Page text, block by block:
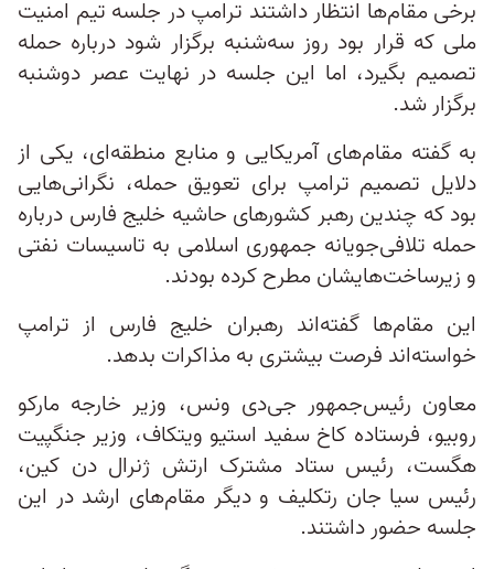
برخی مقام‌ها انتظار داشتند ترامپ در جلسه تیم امنیت
ملی که قرار بود روز سه‌شنبه برگزار شود درباره حمله
تصمیم بگیرد، اما این جلسه در نهایت عصر دوشنبه
برگزار شد.
به گفته مقام‌های آمریکایی و منابع منطقه‌ای، یکی از
دلایل تصمیم ترامپ برای تعویق حمله، نگرانی‌هایی
بود که چندین رهبر کشورهای حاشیه خلیج فارس درباره
حمله تلافی‌جویانه جمهوری اسلامی به تاسیسات نفتی
و زیرساخت‌هایشان مطرح کرده بودند.
این مقام‌ها گفته‌اند رهبران خلیج فارس از ترامپ
خواسته‌اند فرصت بیشتری به مذاکرات بدهد.
معاون رئیس‌جمهور جی‌دی ونس، وزیر خارجه مارکو
روبیو، فرستاده کاخ سفید استیو ویتکاف، وزیر جنگپیت
هگست، رئیس ستاد مشترک ارتش ژنرال دن کین،
رئیس سیا جان رتکلیف و دیگر مقام‌های ارشد در این
جلسه حضور داشتند.